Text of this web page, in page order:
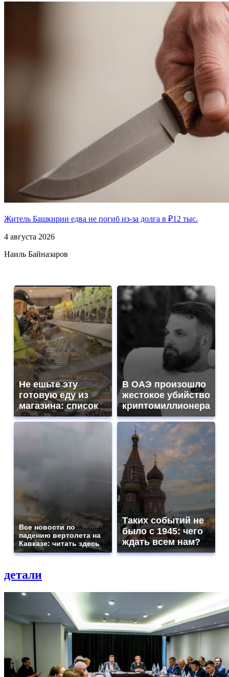
Житель Башкирии едва не погиб из-за долга в ₽12 тыс.
4 августа 2026
Наиль Байназаров
Не ешьте эту
готовую еду из
магазина: список
В ОАЭ произошло
жестокое убийство
криптомиллионера
Все новости по
падению вертолета на
Кавказе: читать здесь
Таких событий не
было с 1945: чего
ждать всем нам?
детали